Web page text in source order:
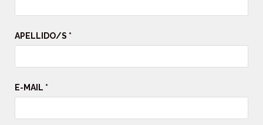
APELLIDO/S *
E-MAIL *